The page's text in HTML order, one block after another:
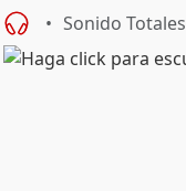
Sonido Totales